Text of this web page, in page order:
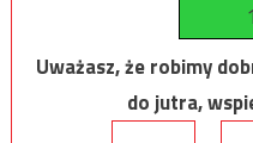
Uważasz, że robimy
do jutra,